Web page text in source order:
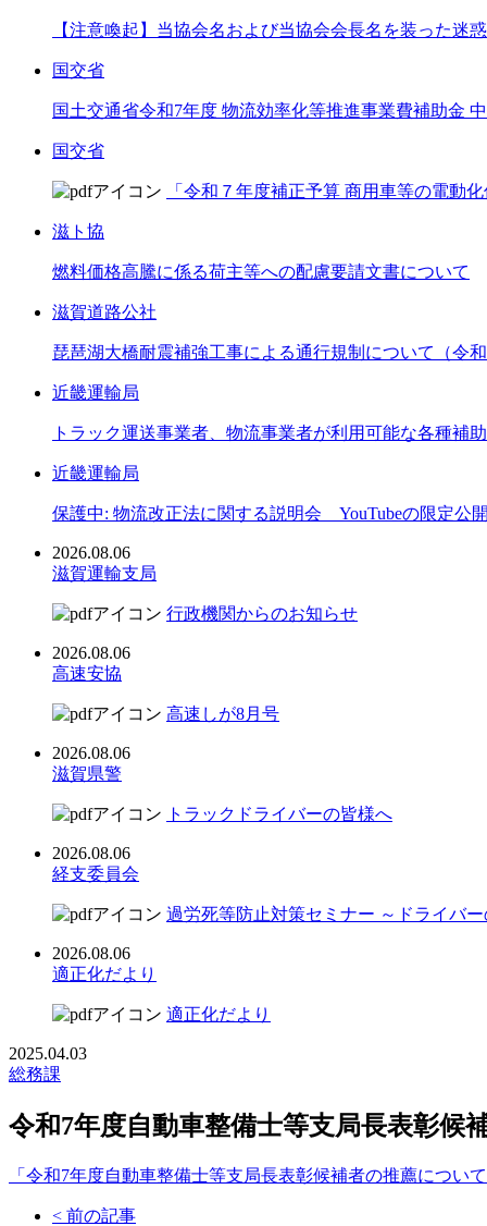
【注意喚起】当協会名および当協会会長名を装った迷
国交省
国土交通省令和7年度 物流効率化等推進事業費補助金
国交省
「令和７年度補正予算 商用車等の電動
滋ト協
燃料価格高騰に係る荷主等への配慮要請文書について
滋賀道路公社
琵琶湖大橋耐震補強工事による通行規制について（令和
近畿運輸局
トラック運送事業者、物流事業者が利用可能な各種補
近畿運輸局
保護中: 物流改正法に関する説明会 YouTubeの限定公
2026.08.06
滋賀運輸支局
行政機関からのお知らせ
2026.08.06
高速安協
高速しが8月号
2026.08.06
滋賀県警
トラックドライバーの皆様へ
2026.08.06
経支委員会
過労死等防止対策セミナー ～ドライバ
2026.08.06
適正化だより
適正化だより
2025.04.03
総務課
令和7年度自動車整備士等支局長表彰候
「令和7年度自動車整備士等支局長表彰候補者の推薦につい
< 前の記事